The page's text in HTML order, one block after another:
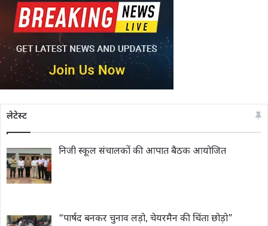
लेटेस्ट
निजी स्कूल संचालकों की आपात बैठक आयोजित
“पार्षद बनकर चुनाव लड़ो, चेयरमैन की चिंता छोड़ो”